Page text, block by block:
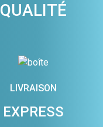
QUALITÉ
LIVRAISON
EXPRESS